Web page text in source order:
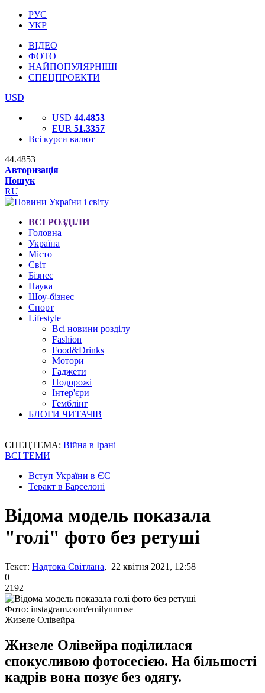
РУС
УКР
ВІДЕО
ФОТО
НАЙПОПУЛЯРНІШІ
СПЕЦПРОЕКТИ
USD
USD 44.4853
EUR 51.3357
Всі курси валют
44.4853
Авторизація
Пошук
RU
ВСІ РОЗДІЛИ
Головна
Україна
Місто
Світ
Бізнес
Наука
Шоу-бізнес
Спорт
Lifestyle
Всі новини розділу
Fashion
Food&Drinks
Мотори
Гаджети
Подорожі
Інтер'єри
Гемблінг
БЛОГИ ЧИТАЧІВ
СПЕЦТЕМА: Війна в Ірані
ВСІ ТЕМИ
Вступ України в ЄС
Теракт в Барселоні
Відома модель показала
"голі" фото без ретуші
Текст: Надтока Світлана, 22 квітня 2021, 12:58
0
2192
Фото: instagram.com/emilynnrose
Жизеле Олівейра
Жизеле Олівейра поділилася
спокусливою фотосесією. На більшості
кадрів вона позує без одягу.